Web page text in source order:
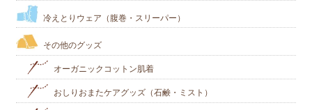
冷えとりウェア（腹巻・スリーパー）
その他のグッズ
オーガニックコットン肌着
おしりおまたケアグッズ（石鹸・ミスト）